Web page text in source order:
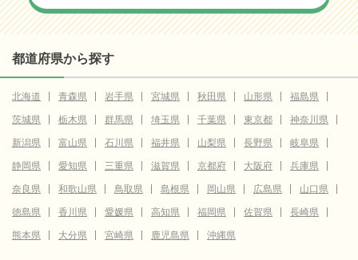
都道府県から探す
北海道 青森県 岩手県 宮城県 秋田県 山形県
福島県
茨城県
栃木県 群馬県 埼玉県 千葉県 東京都
神奈川県
新潟県
富山県 石川県 福井県 山梨県 長野県
岐阜県
静岡県
愛知県 三重県 滋賀県 京都府 大阪府
兵庫県
奈良県
和歌山県 鳥取県 島根県 岡山県 広島県
山口県
徳島県
香川県 愛媛県 高知県 福岡県 佐賀県
長崎県
熊本県
大分県 宮崎県 鹿児島県 沖縄県